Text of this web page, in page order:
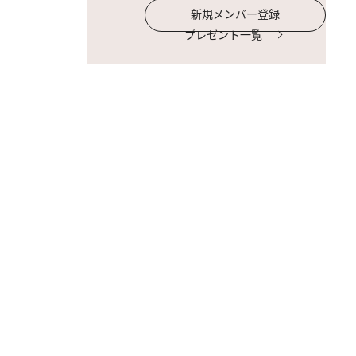
新規メンバー登録
プレゼント一覧